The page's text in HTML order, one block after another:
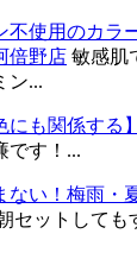
使用のカラ
倍野店 敏感肌
ン...
にも関係する】
です！...
い！梅雨・
セットして